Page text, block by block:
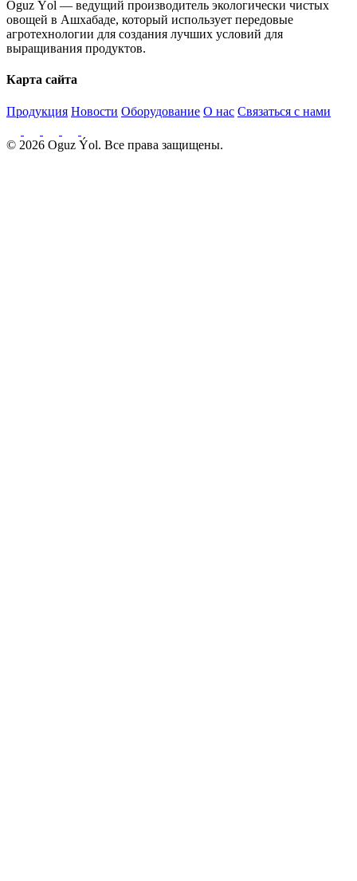
Oguz Ýol — ведущий производитель экологически чистых
овощей в Ашхабаде, который использует передовые
агротехнологии для создания лучших условий для
выращивания продуктов.
Карта сайта
Продукция Новости Оборудование О нас Связаться с нами
© 2026 Oguz Ýol. Все права защищены.